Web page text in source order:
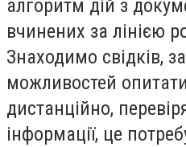
алгоритм дій з
вчинених за лінією
Знаходимо свідків,
можливостей
дистанційно,
інформації, це